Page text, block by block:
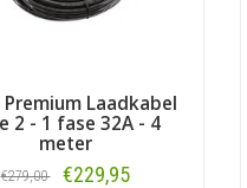
Premium Laadkabel
2 - 1 fase 32A - 4
meter
€279,00 €229,95